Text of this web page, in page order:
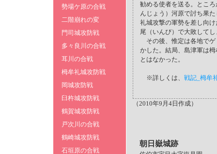
勢場ケ原の合戦
二階崩れの変
門司城攻防戦
多々良川の合戦
耳川の合戦
栂牟礼城攻防戦
岡城攻防戦
臼杵城攻防戦
鶴賀城攻防戦
戸次川の合戦
鶴崎城攻防戦
石垣原の合戦
勧める使者を送る。とこ
んじょう）河原で討ち果
礼城攻撃の軍勢を差し向
尾（いんび）で大敗して
その後、惟定は各地でゲ
かした。結局、島津軍は
とはなかった。
※詳しくは、 戦記_栂牟
（2010年9月4日作成）
朝日嶽城跡